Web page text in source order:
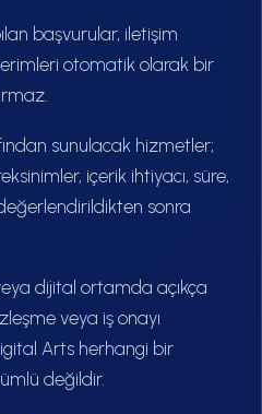
başvurular, iletişim
otomatik olarak bir
sunulacak hizmetler;
içerik ihtiyacı, süre,
sonra
dijital ortamda açıkça
veya iş onayı
Arts herhangi bir
değildir.